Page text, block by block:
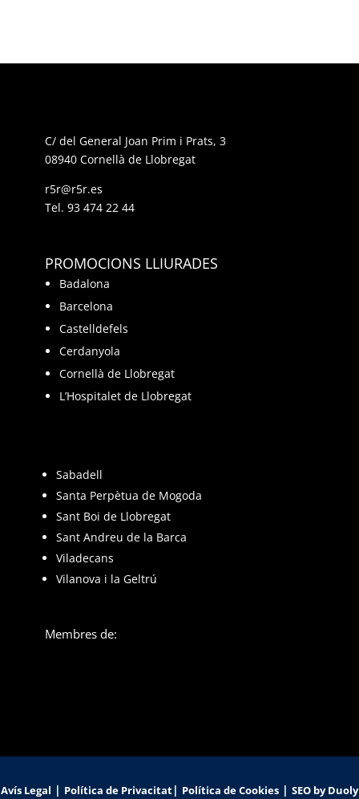
C/ del General Joan Prim i Prats, 3
08940 Cornellà de Llobregat
r5r@r5r.es
Tel. 93 474 22 44
PROMOCIONS LLIURADES
Badalona
Barcelona
Castelldefels
Cerdanyola
Cornellà de Llobregat
L’Hospitalet de Llobregat
Sabadell
Santa Perpètua de Mogoda
Sant Boi de Llobregat
Sant Andreu de la Barca
Viladecans
Vilanova i la Geltrú
Membres de:
Avís Legal | Política de Privacitat| Política de Cookies | SEO by Duoly